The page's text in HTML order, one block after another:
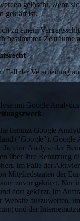
gelöscht, wenn
geklärt ist.
zu einem
bestimmten
Fall der Verarbeitung
mit Google Analytics
benutzt Google
("Google"). Google
die eine Analyse der
über Ihre Benutzung
Im Falle der
Mitgliedstaaten der
zuvor gekürzt. Nur
dort gekürzt. Im
Website auszuwerten,
und der